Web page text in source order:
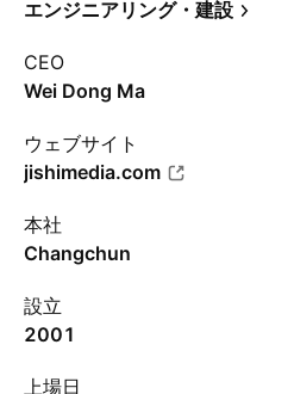
エンジニアリング・建設
CEO
Wei Dong Ma
ウェブサイト
jishimedia.com
本社
Changchun
設立
2001
上場日